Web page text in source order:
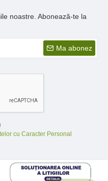
noastre. Abonează-te la
Ma abonez
cu Caracter Personal